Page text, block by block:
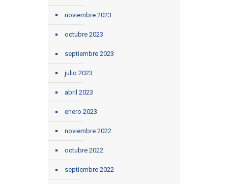
noviembre 2023
octubre 2023
septiembre 2023
julio 2023
abril 2023
enero 2023
noviembre 2022
octubre 2022
septiembre 2022